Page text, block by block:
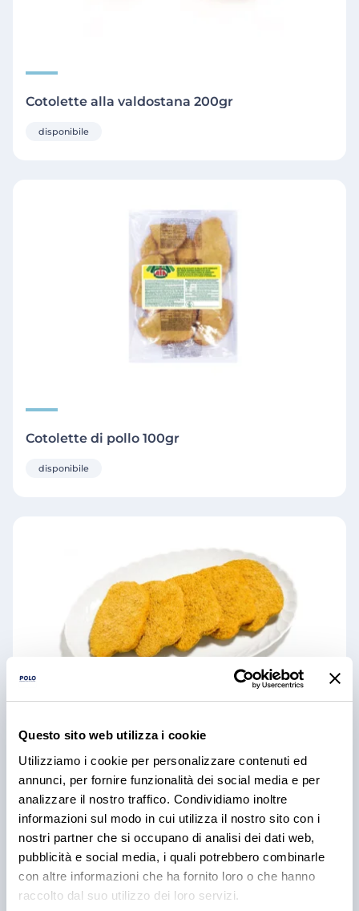
Questo sito web utilizza i cookie
Utilizziamo i cookie per personalizzare contenuti ed
annunci, per fornire funzionalità dei social media e per
analizzare il nostro traffico. Condividiamo inoltre
informazioni sul modo in cui utilizza il nostro sito con i
nostri partner che si occupano di analisi dei dati web,
pubblicità e social media, i quali potrebbero combinarle
con altre informazioni che ha fornito loro o che hanno
raccolto dal suo utilizzo dei loro servizi.
Cotolette alla valdostana 200gr
disponibile
Cotolette di pollo 100gr
disponibile
Cotolette di pollo 110gr
disponibile